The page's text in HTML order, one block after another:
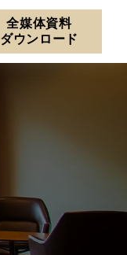
全媒体資料
ダウンロード